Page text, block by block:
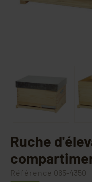
Ruche
Référence 065-4350